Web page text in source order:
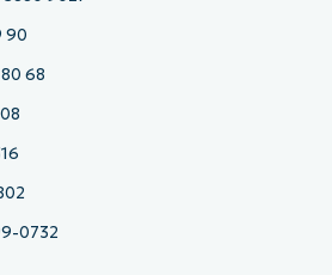
90
68
0732